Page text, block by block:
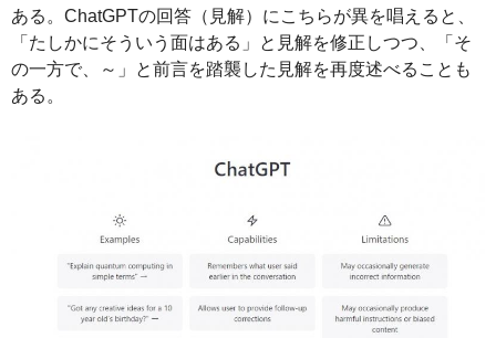
ある。ChatGPTの回答（見解）にこちらが異を唱えると、
「たしかにそういう面はある」と見解を修正しつつ、「そ
の一方で、～」と前言を踏襲した見解を再度述べることも
ある。